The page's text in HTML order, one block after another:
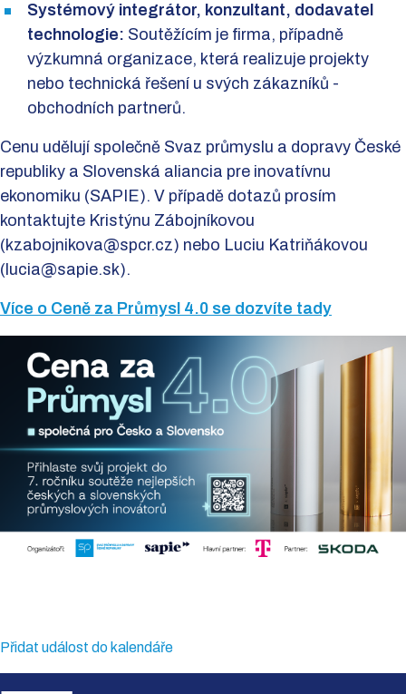
Systémový integrátor, konzultant, dodavatel
technologie: Soutěžícím je firma, případně
výzkumná organizace, která realizuje projekty
nebo technická řešení u svých zákazníků -
obchodních partnerů.
Cenu udělují společně Svaz průmyslu a dopravy České
republiky a Slovenská aliancia pre inovatívnu
ekonomiku (SAPIE). V případě dotazů prosím
kontaktujte Kristýnu Zábojníkovou
(kzabojnikova@spcr.cz) nebo Luciu Katriňákovou
(lucia@sapie.sk).
Více o Ceně za Průmysl 4.0 se dozvíte tady
Přidat událost do kalendáře